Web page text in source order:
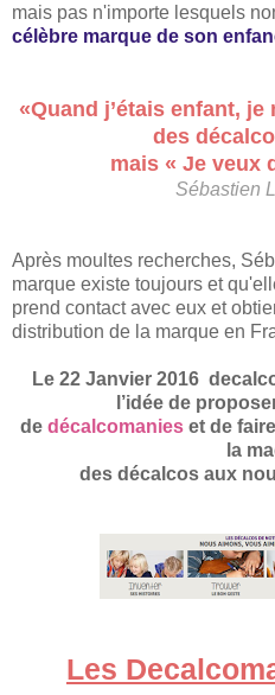
mais pas n'importe lesquels
célèbre marque de son
«Quand j’étais enfant,
des
mais « Je veux
Sébastien
Après moultes recherches,
marque existe toujours et
prend contact avec eux et
distribution de la marque en
Le 22 Janvier 2016
l’idée de
de décalcomanies et de
la
des décalcos aux
Les